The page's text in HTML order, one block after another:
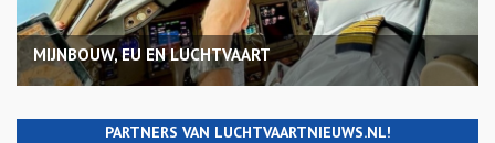
MIJNBOUW, EU EN LUCHTVAART
PARTNERS VAN LUCHTVAARTNIEUWS.NL!